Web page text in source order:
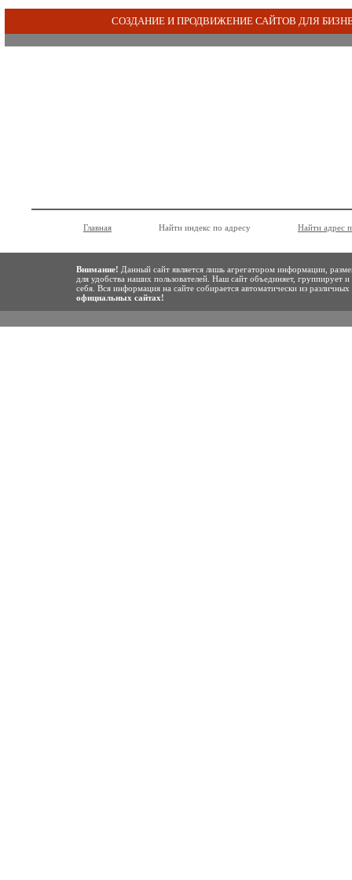
СОЗДАНИЕ И ПРОДВИЖЕНИЕ САЙТОВ ДЛЯ
Главная Найти индекс по адресу Найти адрес
Внимание! Данный сайт является лишь агрегатором информации,
для удобства наших пользователей. Наш сайт объединяет,
себя. Вся информация на сайте собирается автоматически из
официальных сайтах!